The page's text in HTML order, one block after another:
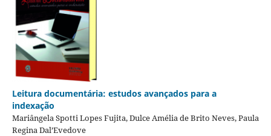
Leitura documentária: estudos avançados para a
indexação
Mariângela Spotti Lopes Fujita, Dulce Amélia de Brito Neves, Paula
Regina Dal’Evedove